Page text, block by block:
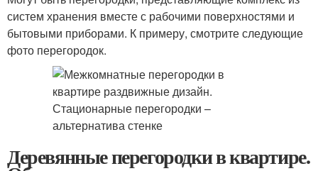
систем хранения вместе с рабочими поверхностями и
бытовыми приборами. К примеру, смотрите следующие
фото перегородок.
Деревянные перегородки в квартире.